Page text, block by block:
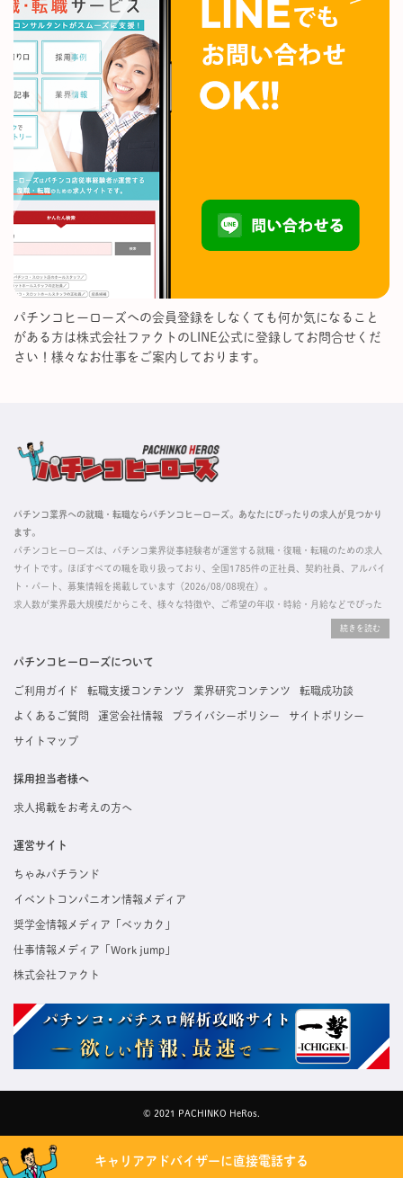
パチンコヒーローズへの会員登録をしなくても何か気になること
がある方は株式会社ファクトのLINE公式に登録してお問合せくだ
さい！様々なお仕事をご案内しております。
パチンコ業界への就職・転職ならパチンコヒーローズ。あなたにぴったりの求人が見つかり
ます。
パチンコヒーローズは、パチンコ業界従事経験者が運営する就職・復職・転職のための求人
サイトです。ほぼすべての職を取り扱っており、全国1785件の正社員、契約社員、アルバイ
ト・パート、募集情報を掲載しています（2026/08/08現在）。
求人数が業界最大規模だからこそ、様々な特徴や、ご希望の年収・時給・月給などでぴった
掲載している求人は、すべて契約法人様から寄せられた正規の求人情報です。応募いただい
た内容はすぐに直接事業所に届くためスムーズに転職・復職できます。
パチンコヒーローズについて
ご利用ガイド 転職支援コンテンツ 業界研究コンテンツ 転職成功談
よくあるご質問 運営会社情報 プライバシーポリシー サイトポリシー
サイトマップ
採用担当者様へ
求人掲載をお考えの方へ
運営サイト
ちゃみパチランド
イベントコンパニオン情報メディア
奨学金情報メディア「ベッカク」
仕事情報メディア「Work jump」
株式会社ファクト
© 2021 PACHINKO HeRos.
キャリアアドバイザーに直接電話する